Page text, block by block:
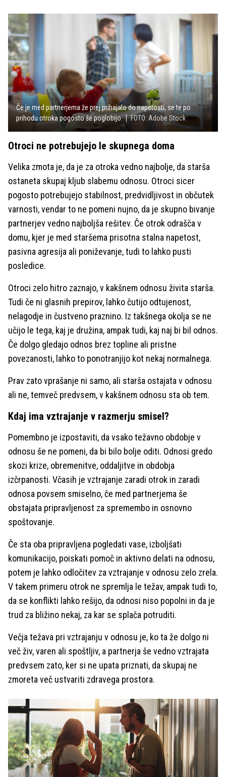
Če je med partnerjema že prej prihajalo do napetosti, se te po
prihodu otroka pogosto še poglobijo.
FOTO: Adobe Stock
Otroci ne potrebujejo le skupnega doma
Velika zmota je, da je za otroka vedno najbolje, da starša
ostaneta skupaj kljub slabemu odnosu. Otroci sicer
pogosto potrebujejo stabilnost, predvidljivost in občutek
varnosti, vendar to ne pomeni nujno, da je skupno bivanje
partnerjev vedno najboljša rešitev. Če otrok odrašča v
domu, kjer je med staršema prisotna stalna napetost,
pasivna agresija ali poniževanje, tudi to lahko pusti
posledice.
Otroci zelo hitro zaznajo, v kakšnem odnosu živita starša.
Tudi če ni glasnih prepirov, lahko čutijo odtujenost,
nelagodje in čustveno praznino. Iz takšnega okolja se ne
učijo le tega, kaj je družina, ampak tudi, kaj naj bi bil odnos.
Če dolgo gledajo odnos brez topline ali pristne
povezanosti, lahko to ponotranjijo kot nekaj normalnega.
Prav zato vprašanje ni samo, ali starša ostajata v odnosu
ali ne, temveč predvsem, v kakšnem odnosu sta ob tem.
Kdaj ima vztrajanje v razmerju smisel?
Pomembno je izpostaviti, da vsako težavno obdobje v
odnosu še ne pomeni, da bi bilo bolje oditi. Odnosi gredo
skozi krize, obremenitve, oddaljitve in obdobja
izčrpanosti. Včasih je vztrajanje zaradi otrok in zaradi
odnosa povsem smiselno, če med partnerjema še
obstajata pripravljenost za spremembo in osnovno
spoštovanje.
Če sta oba pripravljena pogledati vase, izboljšati
komunikacijo, poiskati pomoč in aktivno delati na odnosu,
potem je lahko odločitev za vztrajanje v odnosu zelo zrela.
V takem primeru otrok ne spremlja le težav, ampak tudi to,
da se konflikti lahko rešijo, da odnosi niso popolni in da je
trud za bližino nekaj, za kar se splača potruditi.
Večja težava pri vztrajanju v odnosu je, ko ta že dolgo ni
več živ, varen ali spoštljiv, a partnerja še vedno vztrajata
predvsem zato, ker si ne upata priznati, da skupaj ne
zmoreta več ustvariti zdravega prostora.